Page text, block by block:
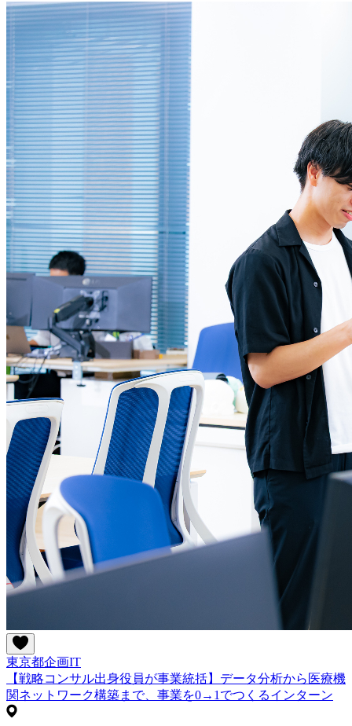
東京都企画IT
【戦略コンサル出身役員が事業統括】データ分析から医療機
関ネットワーク構築まで、事業を0→1でつくるインターン